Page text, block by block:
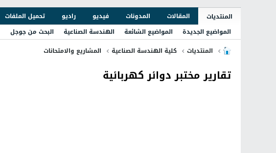
المنتديات المقالات المدونات فيديو راديو تحميل الملفات
المواضيع الجديدة
المواضيع الشائعة الهندسة الصناعية
البحث من جوجل
المنتديات
كلية الهندسة الصناعية المشاريع والامتحانات
تقارير مختبر دوائر كهربائية